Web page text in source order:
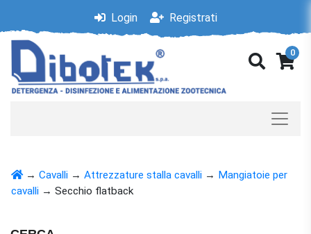
Login Registrati
0
→ Cavalli → Attrezzature stalla cavalli → Mangiatoie per
cavalli → Secchio flatback